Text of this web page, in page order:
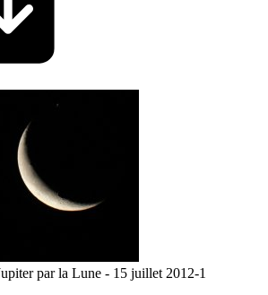
par la Lune - 15 juillet 2012-1